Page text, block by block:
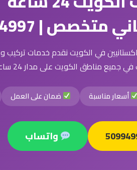
| 50994997
في الكويت نقدم خدمات تركيب
مناطق الكويت على مدار 24 ساعة يومياً
أسعار مناسبة ضمان على العمل
واتساب